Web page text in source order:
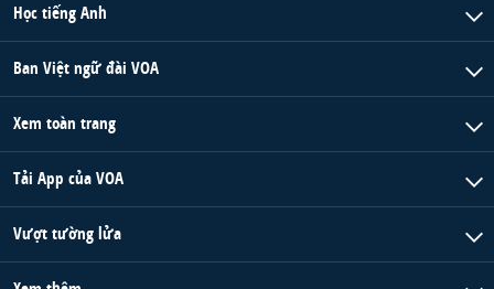
Học tiếng Anh
Ban Việt ngữ đài VOA
Xem toàn trang
Tải App của VOA
Vượt tường lửa